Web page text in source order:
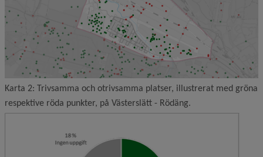
Karta 2: Trivsamma och otrivsamma platser, illustrerat med gröna
respektive röda punkter, på Västerslätt - Rödäng.